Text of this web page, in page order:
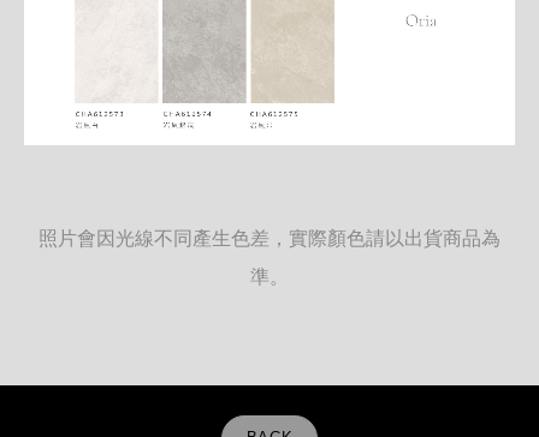
照片會因光線不同產生色差，實際顏色請以出貨商品為
準。